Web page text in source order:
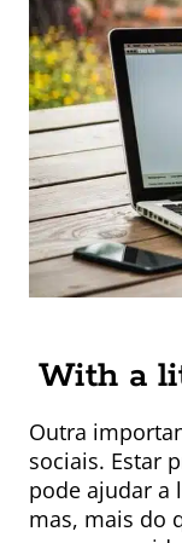
With a
Outra
sociais. Estar
pode ajudar a
mas, mais do